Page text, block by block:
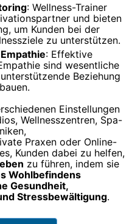
: Wellness-Trainer
und bieten
um Kunden bei der
zu unterstützen.
: Effektive
sind wesentliche
Beziehung
Einstellungen
Wellnesszentren, Spa-
Praxen oder Online-
Kunden dabei zu helfen,
zu führen, indem sie
Wohlbefindens
Gesundheit,
Stressbewältigung.